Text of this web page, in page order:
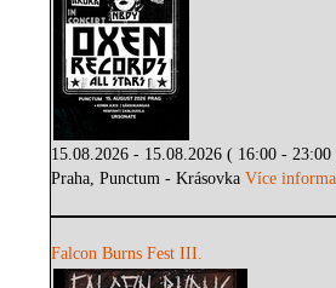
15.08.2026 - 15.08.2026 ( 16:00 - 23:00
Praha, Punctum - KrásovkaVíce
Falcon Burns Fest III.